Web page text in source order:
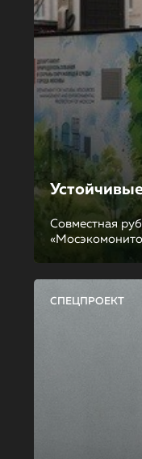
Совместная
СПЕЦПРОЕКТ